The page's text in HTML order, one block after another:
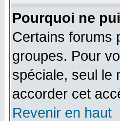
Pourquoi ne
Certains forums
groupes. Pour
spéciale, seul le
accorder cet
Revenir en haut